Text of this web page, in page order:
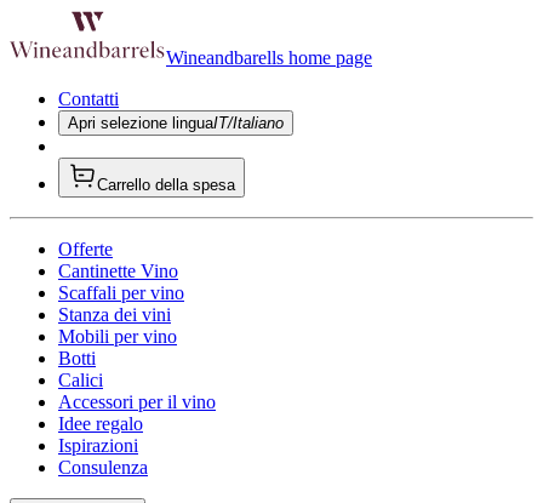
Wineandbarells home page
Contatti
Apri selezione linguaIT/Italiano
Carrello della spesa
Offerte
Cantinette Vino
Scaffali per vino
Stanza dei vini
Mobili per vino
Botti
Calici
Accessori per il vino
Idee regalo
Ispirazioni
Consulenza